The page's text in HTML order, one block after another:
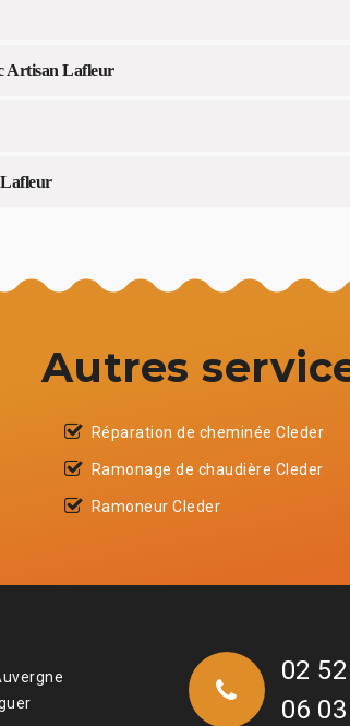
Artisan Lafleur
Lafleur
Autres
Réparation de cheminée Cleder
Ramonage de chaudière Cleder
Ramoneur Cleder
02
06